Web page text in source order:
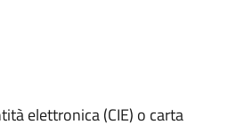
elettronica (CIE) o carta